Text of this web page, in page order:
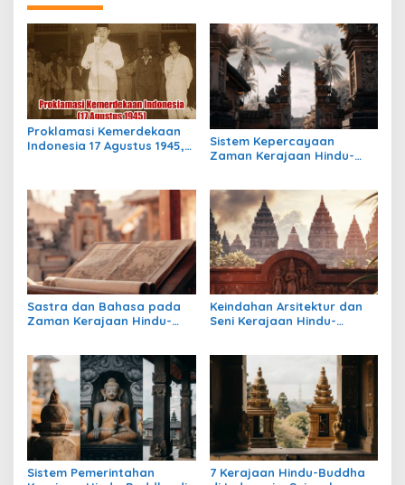
Proklamasi Kemerdekaan
Indonesia 17 Agustus 1945,
Sistem Kepercayaan
Zaman Kerajaan Hindu-
Masih Bertahan
Sastra dan Bahasa pada
Zaman Kerajaan Hindu-
Keindahan Arsitektur dan
Seni Kerajaan Hindu-
Sistem Pemerintahan
7 Kerajaan Hindu-Buddha